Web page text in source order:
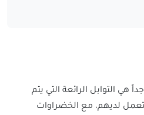
هي التوابل الرائعة التي يتم
تعمل لديهم، مع الخضراوات